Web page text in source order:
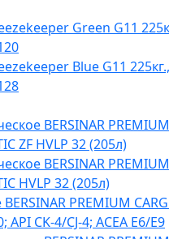
Green G11
Blue G11 225кг.,
BERSINAR PREMIUM
ZF HVLP 32 (205л)
BERSINAR PREMIUM
HVLP 32 (205л)
PREMIUM
API CK-4/CJ-4; ACEA E6/E9